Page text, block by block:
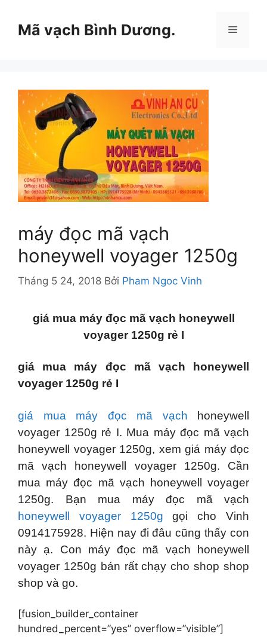
Mã vạch Bình Dương. Menu
máy đọc mã vạch
honeywell voyager 1250g
Tháng 5 24, 2018 Bởi Pham Ngoc Vinh
giá mua máy đọc mã vạch honeywell
voyager 1250g rẻ I
giá mua máy đọc mã vạch honeywell
voyager 1250g rẻ I
giá mua máy đọc mã vạch honeywell
voyager 1250g rẻ I. Mua máy đọc mã vạch
honeywell voyager 1250g, xem giá máy đọc
mã vạch honeywell voyager 1250g. Cần
mua máy đọc mã vạch honeywell voyager
1250g. Bạn mua máy đọc mã vạch
honeywell voyager 1250g gọi cho Vinh
0914175928. Hiện nay đi đâu cũng thấy con
này ạ. Con máy đọc mã vạch honeywell
voyager 1250g bán rất chạy cho shop shop
shop và go.
[fusion_builder_container
hundred_percent=”yes” overflow=”visible”]